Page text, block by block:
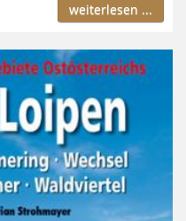
weiterlesen ...